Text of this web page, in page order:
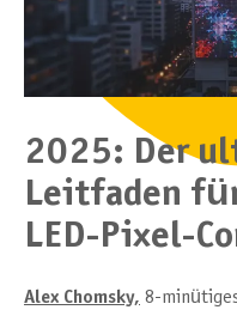
2025: Der
Leitfaden
LED-Pixel-
Alex Chomsky, 8-